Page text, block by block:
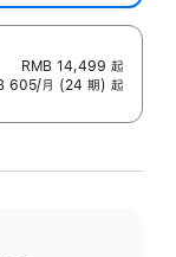
RMB 14,499 起
605/月 (24 期) 起